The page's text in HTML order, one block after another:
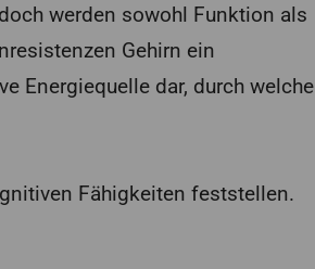
werden sowohl Funktion als
Gehirn ein
Energiequelle dar, durch welche
Fähigkeiten feststellen.